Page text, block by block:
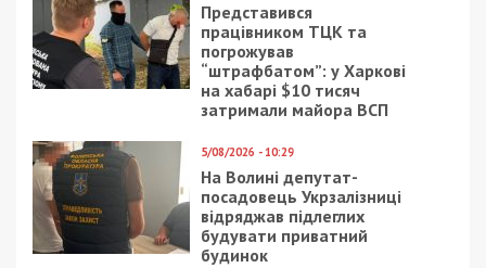
Представився
працівником ТЦК та
погрожував
“штрафбатом”: у Харкові
на хабарі $10 тисяч
затримали майора ВСП
5/08/2026 - 10:29
На Волині депутат-
посадовець Укрзалізниці
відряджав підлеглих
будувати приватний
будинок